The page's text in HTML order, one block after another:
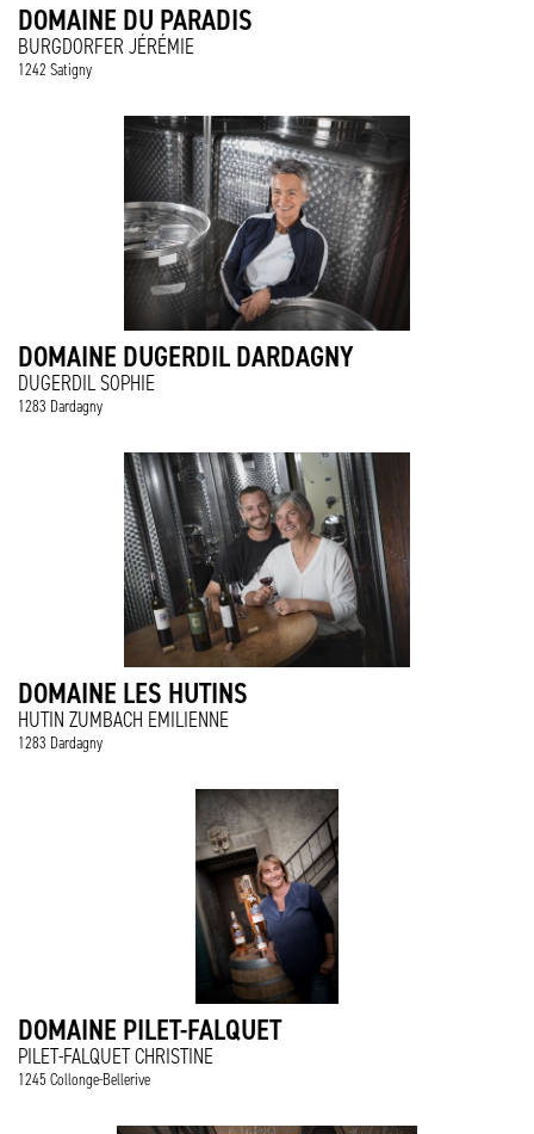
DOMAINE DU PARADIS
BURGDORFER JÉRÉMIE
1242 Satigny
DOMAINE DUGERDIL DARDAGNY
DUGERDIL SOPHIE
1283 Dardagny
DOMAINE LES HUTINS
HUTIN ZUMBACH EMILIENNE
1283 Dardagny
DOMAINE PILET-FALQUET
PILET-FALQUET CHRISTINE
1245 Collonge-Bellerive